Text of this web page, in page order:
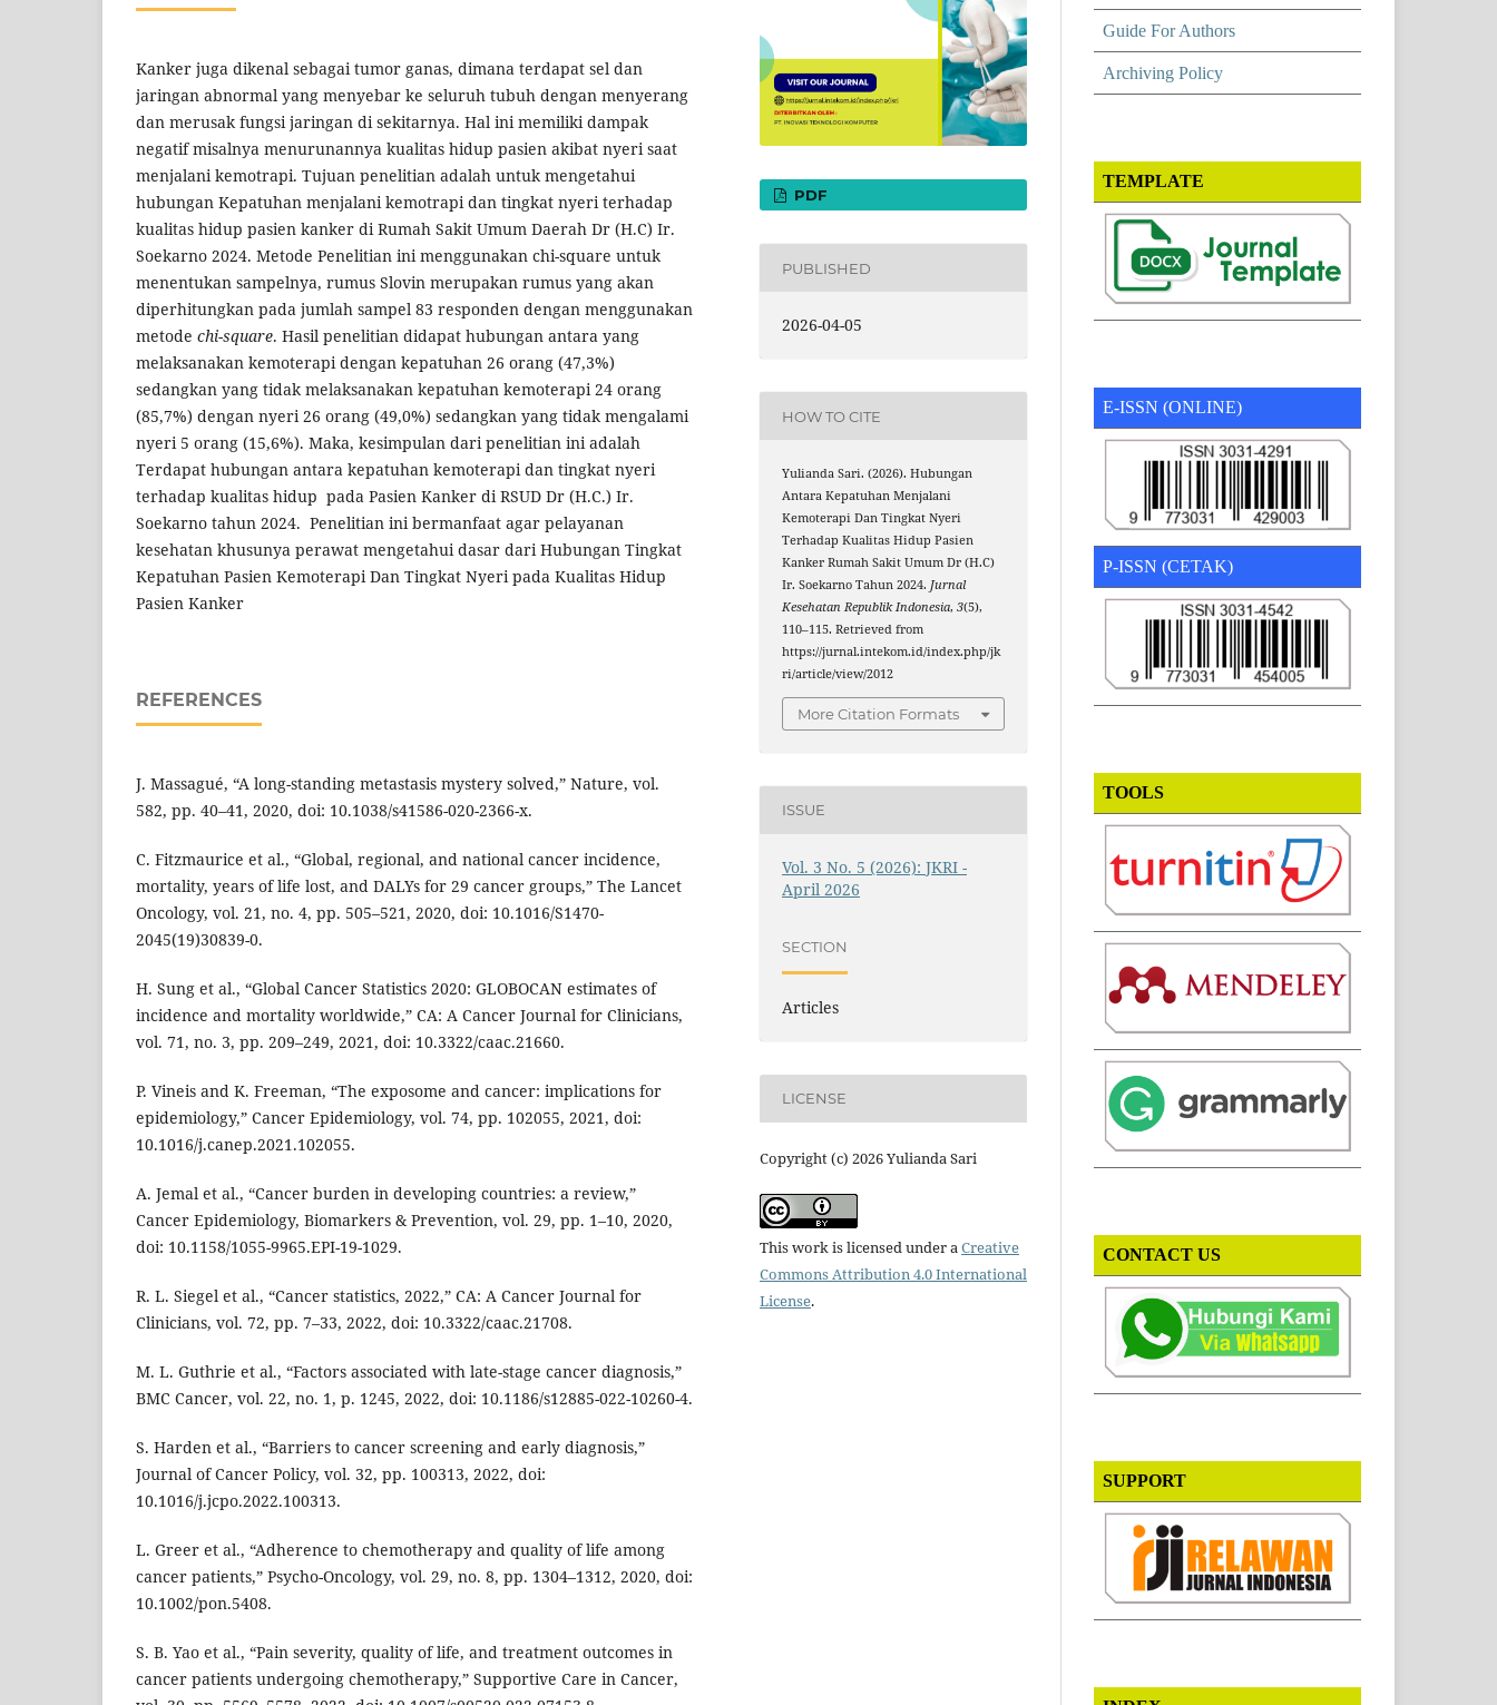
Kanker juga dikenal sebagai tumor ganas, dimana terdapat sel dan
jaringan abnormal yang menyebar ke seluruh tubuh dengan menyerang
dan merusak fungsi jaringan di sekitarnya. Hal ini memiliki dampak
negatif misalnya menurunannya kualitas hidup pasien akibat nyeri saat
menjalani kemotrapi. Tujuan penelitian adalah untuk mengetahui
hubungan Kepatuhan menjalani kemotrapi dan tingkat nyeri terhadap
kualitas hidup pasien kanker di Rumah Sakit Umum Daerah Dr (H.C) Ir.
Soekarno 2024. Metode Penelitian ini menggunakan chi-square untuk
menentukan sampelnya, rumus Slovin merupakan rumus yang akan
diperhitungkan pada jumlah sampel 83 responden dengan menggunakan
metode chi-square. Hasil penelitian didapat hubungan antara yang
melaksanakan kemoterapi dengan kepatuhan 26 orang (47,3%)
sedangkan yang tidak melaksanakan kepatuhan kemoterapi 24 orang
(85,7%) dengan nyeri 26 orang (49,0%) sedangkan yang tidak mengalami
nyeri 5 orang (15,6%). Maka, kesimpulan dari penelitian ini adalah
Terdapat hubungan antara kepatuhan kemoterapi dan tingkat nyeri
terhadap kualitas hidup pada Pasien Kanker di RSUD Dr (H.C.) Ir.
Soekarno tahun 2024. Penelitian ini bermanfaat agar pelayanan
kesehatan khusunya perawat mengetahui dasar dari Hubungan Tingkat
Kepatuhan Pasien Kemoterapi Dan Tingkat Nyeri pada Kualitas Hidup
Pasien Kanker
REFERENCES
J. Massagué, “A long-standing metastasis mystery solved,” Nature, vol.
582, pp. 40–41, 2020, doi: 10.1038/s41586-020-2366-x.
C. Fitzmaurice et al., “Global, regional, and national cancer incidence,
mortality, years of life lost, and DALYs for 29 cancer groups,” The Lancet
Oncology, vol. 21, no. 4, pp. 505–521, 2020, doi: 10.1016/S1470-
2045(19)30839-0.
H. Sung et al., “Global Cancer Statistics 2020: GLOBOCAN estimates of
incidence and mortality worldwide,” CA: A Cancer Journal for Clinicians,
vol. 71, no. 3, pp. 209–249, 2021, doi: 10.3322/caac.21660.
P. Vineis and K. Freeman, “The exposome and cancer: implications for
epidemiology,” Cancer Epidemiology, vol. 74, pp. 102055, 2021, doi:
10.1016/j.canep.2021.102055.
A. Jemal et al., “Cancer burden in developing countries: a review,”
Cancer Epidemiology, Biomarkers & Prevention, vol. 29, pp. 1–10, 2020,
doi: 10.1158/1055-9965.EPI-19-1029.
R. L. Siegel et al., “Cancer statistics, 2022,” CA: A Cancer Journal for
Clinicians, vol. 72, pp. 7–33, 2022, doi: 10.3322/caac.21708.
M. L. Guthrie et al., “Factors associated with late-stage cancer diagnosis,”
BMC Cancer, vol. 22, no. 1, p. 1245, 2022, doi: 10.1186/s12885-022-10260-4.
S. Harden et al., “Barriers to cancer screening and early diagnosis,”
Journal of Cancer Policy, vol. 32, pp. 100313, 2022, doi:
10.1016/j.jcpo.2022.100313.
L. Greer et al., “Adherence to chemotherapy and quality of life among
cancer patients,” Psycho-Oncology, vol. 29, no. 8, pp. 1304–1312, 2020, doi:
10.1002/pon.5408.
S. B. Yao et al., “Pain severity, quality of life, and treatment outcomes in
cancer patients undergoing chemotherapy,” Supportive Care in Cancer,
PDF
PUBLISHED
2026-04-05
HOW TO CITE
Yulianda Sari. (2026). Hubungan
Antara Kepatuhan Menjalani
Kemoterapi Dan Tingkat Nyeri
Terhadap Kualitas Hidup Pasien
Kanker Rumah Sakit Umum Dr (H.C)
Ir. Soekarno Tahun 2024.Jurnal
Kesehatan Republik Indonesia,3(5),
110–115. Retrieved from
https://jurnal.intekom.id/index.php/jk
ri/article/view/2012
More Citation Formats
ISSUE
Vol. 3 No. 5 (2026): JKRI -
April 2026
SECTION
Articles
LICENSE
Copyright (c) 2026 Yulianda Sari
This work is licensed under aCreative
Commons Attribution 4.0 International
License.
Guide For Authors
Archiving Policy
TEMPLATE
E-ISSN (ONLINE)
P-ISSN (CETAK)
TOOLS
CONTACT US
SUPPORT